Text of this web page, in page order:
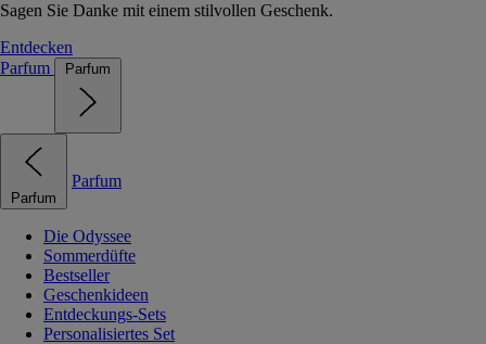
Sagen Sie Danke mit einem stilvollen Geschenk.
Entdecken
Parfum
Parfum
Parfum
Parfum
Die Odyssee
Sommerdüfte
Bestseller
Geschenkideen
Entdeckungs-Sets
Personalisiertes Set